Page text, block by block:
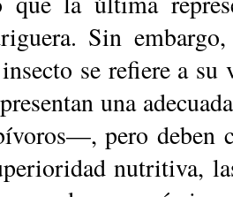
Sin
se refiere a
una
pero deben
nutritiva,